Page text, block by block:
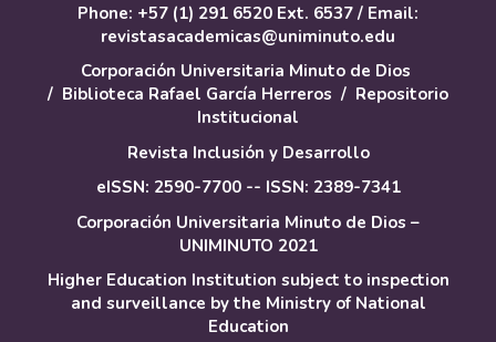
Phone: +57 (1) 291 6520 Ext. 6537 / Email:
revistasacademicas@uniminuto.edu
Corporación Universitaria Minuto de Dios
/ Biblioteca Rafael García Herreros / Repositorio
Institucional
Revista Inclusión y Desarrollo
eISSN: 2590-7700 -- ISSN: 2389-7341
Corporación Universitaria Minuto de Dios –
UNIMINUTO 2021
Higher Education Institution subject to inspection
and surveillance by the Ministry of National
Education